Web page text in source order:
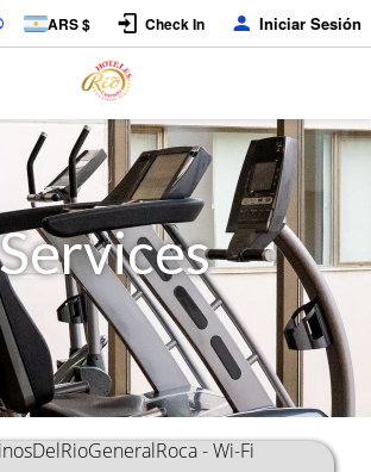
ARS $ Check In Iniciar Sesión
Services